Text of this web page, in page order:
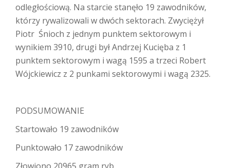
odległościową. Na starcie stanęło 19 zawodników,
którzy rywalizowali w dwóch sektorach. Zwyciężył
Piotr Śnioch z jednym punktem sektorowym i
wynikiem 3910, drugi był Andrzej Kucięba z 1
punktem sektorowym i wagą 1595 a trzeci Robert
Wójckiewicz z 2 punkami sektorowymi i wagą 2325.
PODSUMOWANIE
Startowało 19 zawodników
Punktowało 17 zawodników